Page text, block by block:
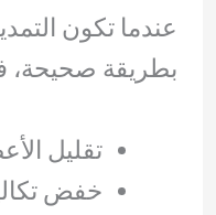
عندما تكون
بطريقة صحيحة،
تقليل
خفض